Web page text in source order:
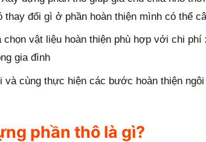
thay đổi gì ở phần hoàn thiện mình có thể
vật liệu hoàn thiện phù hợp với chi
gia đình
và cùng thực hiện các bước hoàn thiện
phần thô là gì?